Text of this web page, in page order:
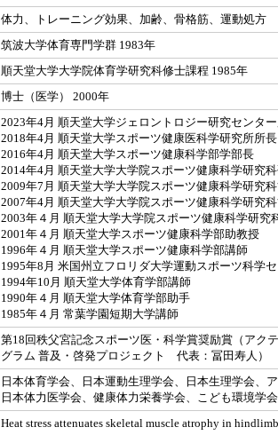
体力、トレーニング効果、加齢、骨格筋、運動処方
筑波大学体育専門学群 1983年
順天堂大学大学院体育学研究科修士課程 1985年
博士（医学） 2000年
2023年4月 順天堂大学ジェロントロジー研究センタ
2018年4月 順天堂大学スポーツ健康医科学研究所所長
2016年4月 順天堂大学スポーツ健康科学部学部長
2014年4月 順天堂大学大学院スポーツ健康科学研究
2009年7月 順天堂大学大学院スポーツ健康科学研究
2007年4月 順天堂大学大学院スポーツ健康科学研究
2003年４月 順天堂大学大学院スポーツ健康科学研究
2001年４月 順天堂大学スポーツ健康科学部助教授
1996年４月 順天堂大学スポーツ健康科学部講師
1995年8月 米国州立フロリダ大学運動スポーツ科学
1994年10月 順天堂大学体育学部講師
1990年４月 順天堂大学体育学部助手
1985年４月 常葉学園短期大学講師
第18回秩父宮記念スポーツ医・科学賞奨励賞（アク
グラム 普及・啓発プロジェクト 代表：冨田寿人）
日本体育学会、日本運動生理学会、日本生理学会、
日本体力医学会、健康体力栄養学会、こども環境学会
Heat stress attenuates skeletal muscle atrophy in